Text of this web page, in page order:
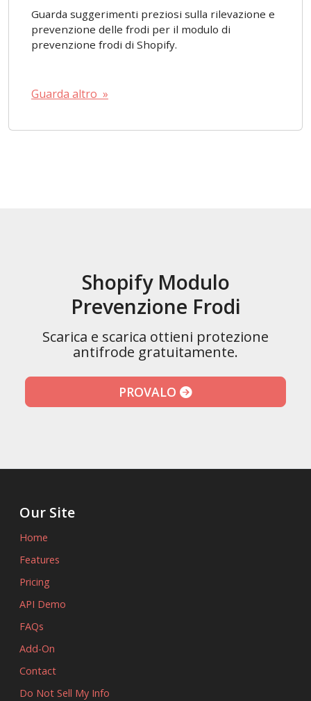
Guarda suggerimenti preziosi sulla rilevazione e
prevenzione delle frodi per il modulo di
prevenzione frodi di Shopify.
Guarda altro »
Shopify Modulo
Prevenzione Frodi
Scarica e scarica ottieni protezione
antifrode gratuitamente.
PROVALO
Our Site
Home
Features
Pricing
API Demo
FAQs
Add-On
Contact
Do Not Sell My Info